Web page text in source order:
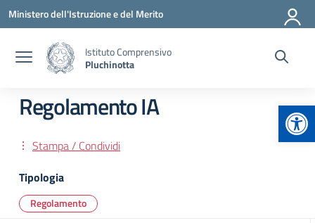
Vai ai contenuti
Vai al menu di navigazione
Vai al footer
Ministero dell'Istruzione e del Merito
Istituto Comprensivo
Pluchinotta
Regolamento IA
Stampa / Condividi
Tipologia
Regolamento